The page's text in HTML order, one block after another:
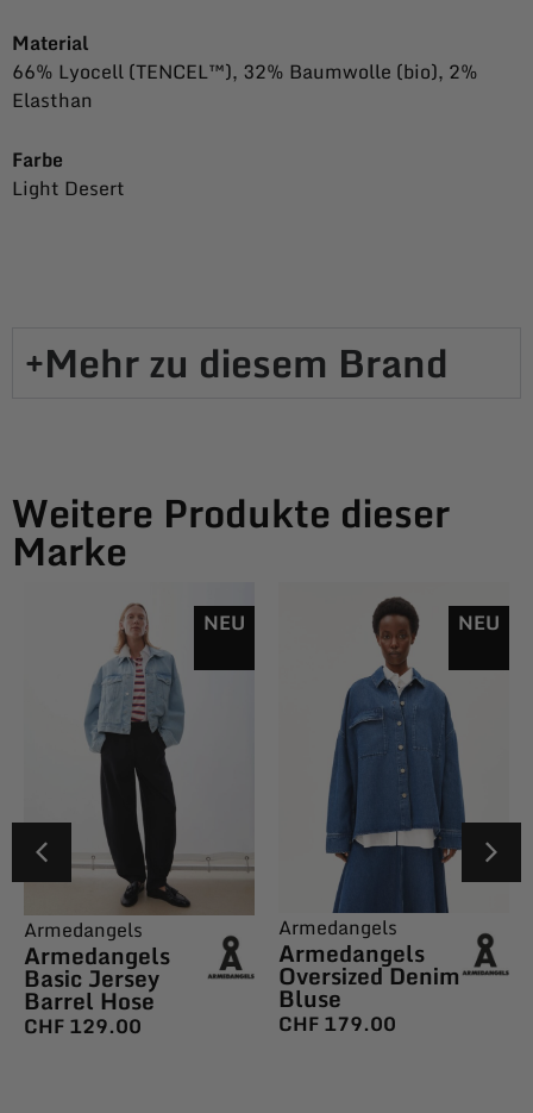
Material
66% Lyocell (TENCEL™), 32% Baumwolle (bio), 2%
Elasthan
Farbe
Light Desert
Mehr zu diesem Brand​
Weitere Produkte dieser
Marke
NEU
Armedangels
Armedangels
Basic Jersey
Barrel Hose
CHF129.00
NEU
Armedangels
Armedangels
Oversized Denim
Bluse
CHF179.00